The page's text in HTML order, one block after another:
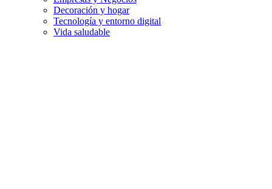
Decoración y hogar
Tecnología y entorno digital
Vida saludable